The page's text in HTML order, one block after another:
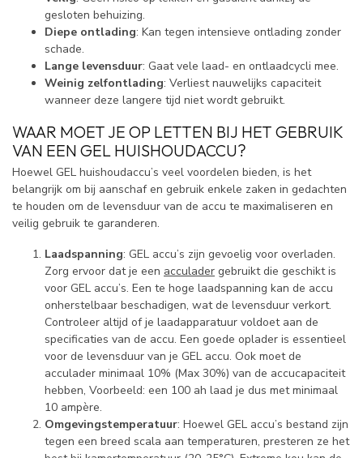
gesloten behuizing.
Diepe ontlading: Kan tegen intensieve ontlading zonder
schade.
Lange levensduur: Gaat vele laad- en ontlaadcycli mee.
Weinig zelfontlading: Verliest nauwelijks capaciteit
wanneer deze langere tijd niet wordt gebruikt.
WAAR MOET JE OP LETTEN BIJ HET GEBRUIK
VAN EEN GEL HUISHOUDACCU?
Hoewel GEL huishoudaccu’s veel voordelen bieden, is het
belangrijk om bij aanschaf en gebruik enkele zaken in gedachten
te houden om de levensduur van de accu te maximaliseren en
veilig gebruik te garanderen.
Laadspanning: GEL accu’s zijn gevoelig voor overladen.
Zorg ervoor dat je een acculader gebruikt die geschikt is
voor GEL accu’s. Een te hoge laadspanning kan de accu
onherstelbaar beschadigen, wat de levensduur verkort.
Controleer altijd of je laadapparatuur voldoet aan de
specificaties van de accu. Een goede oplader is essentieel
voor de levensduur van je GEL accu. Ook moet de
acculader minimaal 10% (Max 30%) van de accucapaciteit
hebben, Voorbeeld: een 100 ah laad je dus met minimaal
10 ampère.
Omgevingstemperatuur: Hoewel GEL accu’s bestand zijn
tegen een breed scala aan temperaturen, presteren ze het